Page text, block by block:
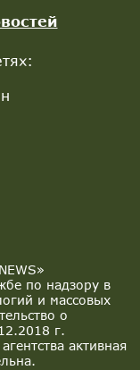
по надзору в
и массовых
о
г.
активная